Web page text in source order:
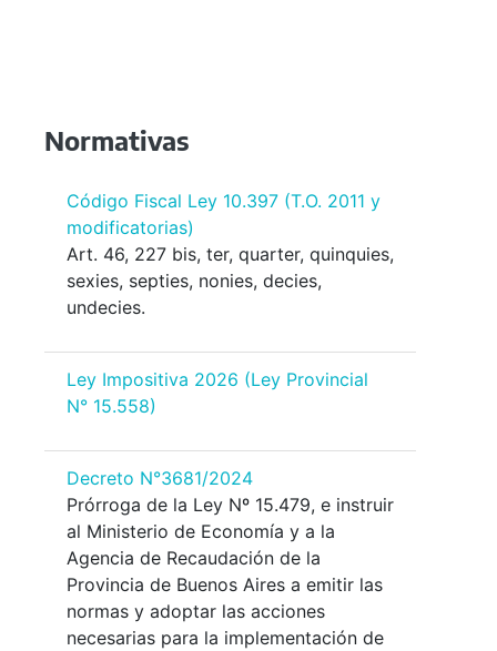
Normativas
Código Fiscal Ley 10.397 (T.O. 2011 y
modificatorias)
Art. 46, 227 bis, ter, quarter, quinquies,
sexies, septies, nonies, decies,
undecies.
Ley Impositiva 2026 (Ley Provincial
N° 15.558)
Decreto N°3681/2024
Prórroga de la Ley Nº 15.479, e instruir
al Ministerio de Economía y a la
Agencia de Recaudación de la
Provincia de Buenos Aires a emitir las
normas y adoptar las acciones
necesarias para la implementación de